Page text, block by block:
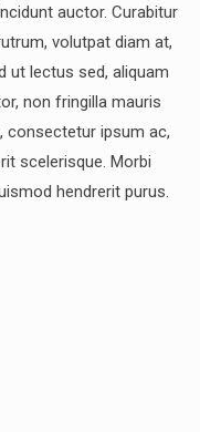
auctor. Curabitur
volutpat diam at,
ut lectus sed, aliquam
non fringilla mauris
consectetur ipsum ac,
scelerisque. Morbi
hendrerit purus.